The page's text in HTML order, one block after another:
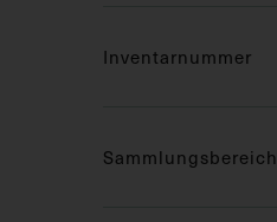
Inventarnummer
Sammlungsbereich